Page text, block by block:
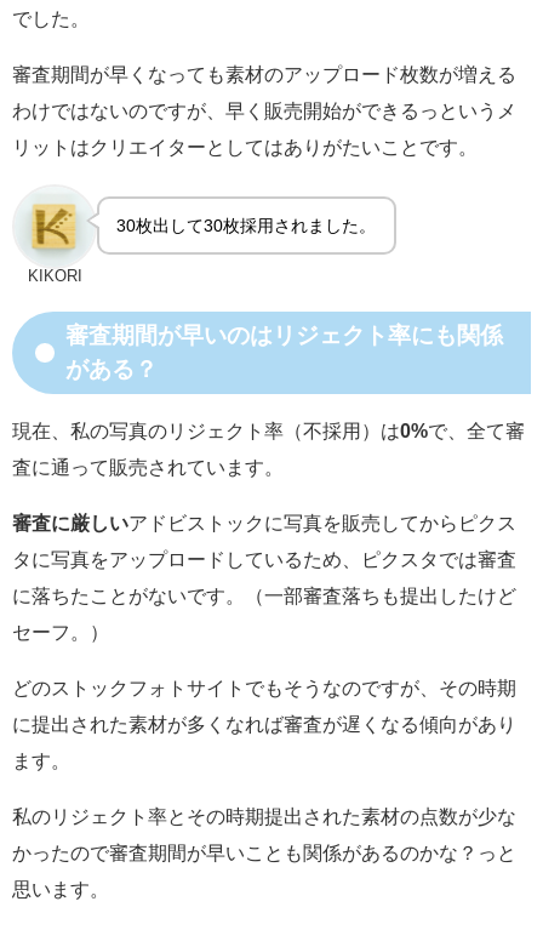
でした。
審査期間が早くなっても素材のアップロード枚数が増える
わけではないのですが、早く販売開始ができるっというメ
リットはクリエイターとしてはありがたいことです。
KIKORI
30枚出して30枚採用されました。
審査期間が早いのはリジェクト率にも関係
がある？
現在、私の写真のリジェクト率（不採用）は0%で、全て審
査に通って販売されています。
審査に厳しいアドビストックに写真を販売してからピクス
タに写真をアップロードしているため、ピクスタでは審査
に落ちたことがないです。（一部審査落ちも提出したけど
セーフ。）
どのストックフォトサイトでもそうなのですが、その時期
に提出された素材が多くなれば審査が遅くなる傾向があり
ます。
私のリジェクト率とその時期提出された素材の点数が少な
かったので審査期間が早いことも関係があるのかな？っと
思います。